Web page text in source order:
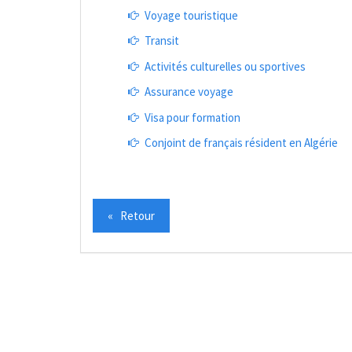
Voyage touristique
Transit
Activités culturelles ou sportives
Assurance voyage
Visa pour formation
Conjoint de français résident en Algérie
« Retour